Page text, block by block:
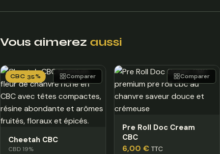
Vous aimerez aussi
CBC 35%
Cheetah CBC
CBD 19%
Comparer
Pre Roll Doc Cream
CBC
6,00 € TTC
Comparer